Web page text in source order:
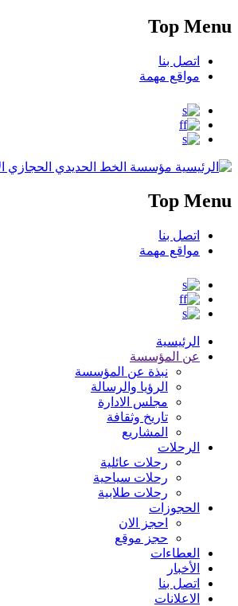
Top Menu
اتصل بنا
مواقع مهمة
مؤسسة الخط الحديدي الحجازي
Top Menu
اتصل بنا
مواقع مهمة
الرئيسية
عن المؤسسة
نبذة عن المؤسسة
الرؤيا والرسالة
مجلس الادارة
تاريخ وثقافة
المشاريع
الرحلات
رحلات عائلية
رحلات سياحية
رحلات طلابية
الحجوزات
احجز الان
حجز موقع
العطاءات
الأخبار
اتصل بنا
الاعلانات